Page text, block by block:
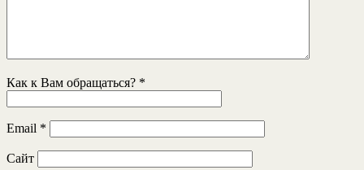
Как к Вам обращаться? *
Email *
Сайт